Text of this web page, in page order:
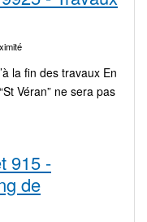
la fin des travaux En
Véran” ne sera pas
915 -
de